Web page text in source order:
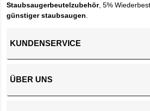
Staubsaugerbeutelzubehör, 5%
günstiger staubsaugen
KUNDENSERVICE
ÜBER UNS